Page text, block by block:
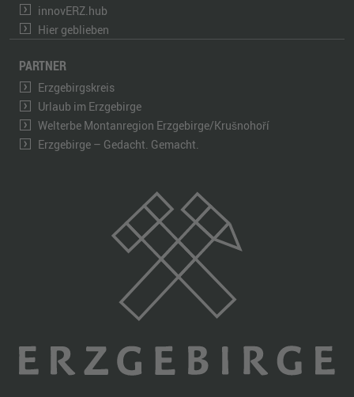
innovERZ.hub
Hier geblieben
PARTNER
Erzgebirgskreis
Urlaub im Erzgebirge
Welterbe Montanregion Erzgebirge/Krušnohoří
Erzgebirge – Gedacht. Gemacht.